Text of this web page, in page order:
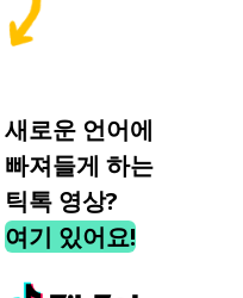
새로운 언어에
빠져들게 하는
틱톡 영상?
여기 있어요!